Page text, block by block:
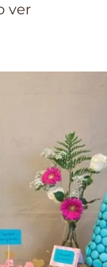
ver